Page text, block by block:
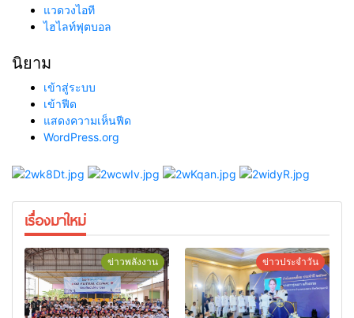
แวดวงไอที
ไฮไลท์ฟุตบอล
นิยาม
เข้าสู่ระบบ
เข้าฟีด
แสดงความเห็นฟีด
WordPress.org
เรื่องมาใหม่
ข่าวพลังงาน ข่าวประจำวัน